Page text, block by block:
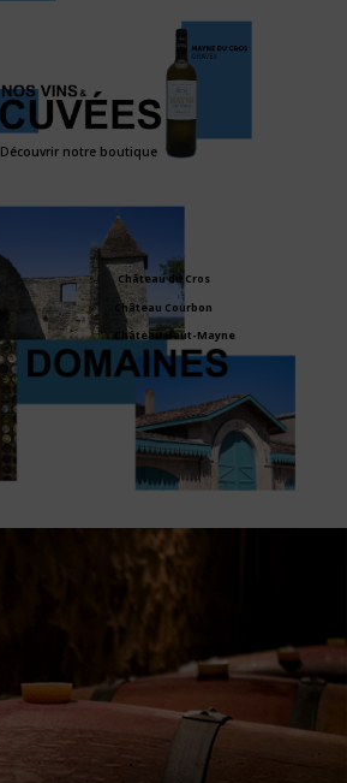
Découvrir notre boutique
Château du Cros
Château Courbon
Château Haut-Mayne